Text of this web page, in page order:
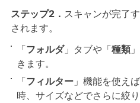
ステップ2． スキャンが完了
されます。
「フォルダ」タブや「種類
きます。
「フィルター」機能を使え
時、サイズなどでさらに絞り